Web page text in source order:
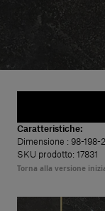
Caratteristiche:
Dimensione : 98-198-
SKU prodotto: 17831
Torna alla versione